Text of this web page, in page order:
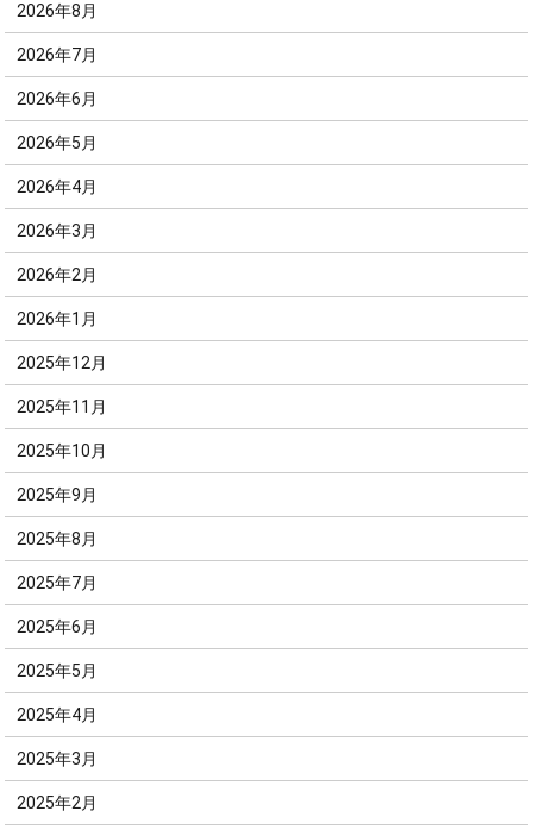
2026年8月
2026年7月
2026年6月
2026年5月
2026年4月
2026年3月
2026年2月
2026年1月
2025年12月
2025年11月
2025年10月
2025年9月
2025年8月
2025年7月
2025年6月
2025年5月
2025年4月
2025年3月
2025年2月